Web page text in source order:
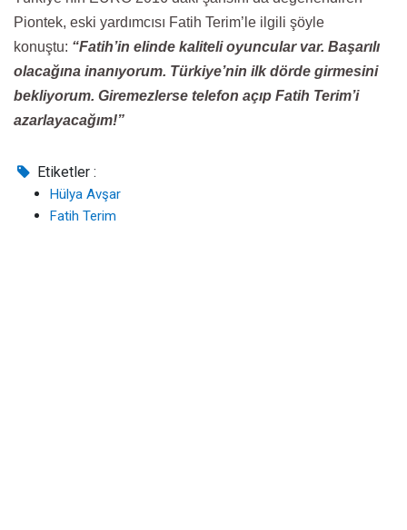
Piontek, eski yardımcısı Fatih Terim’le ilgili şöyle
konuştu: “Fatih’in elinde kaliteli oyuncular var. Başarılı
olacağına inanıyorum. Türkiye’nin ilk dörde girmesini
bekliyorum. Giremezlerse telefon açıp Fatih Terim’i
azarlayacağım!”
Etiketler :
Hülya Avşar
Fatih Terim